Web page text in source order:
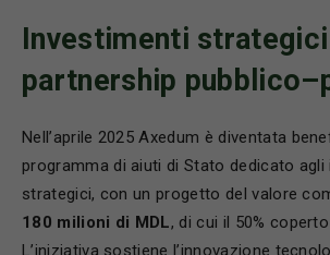
Investimenti
partnership
Nell’aprile 2025 Axedum è diventata
programma di aiuti di Stato dedicato agli
strategici, con un progetto del valore
180 milioni di MDL, di cui il 50%
L’iniziativa sostiene l’innovazione